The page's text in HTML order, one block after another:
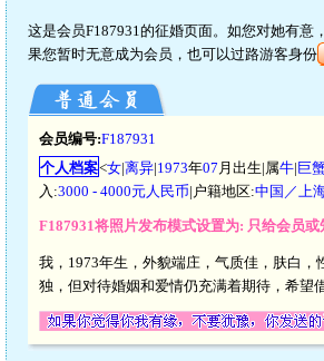
这是会员F187931的征婚页面。如您对她有
果您暂时无意成为会员，也可以过路游客身份
会员编号:F187931
个人档案<女|离异|1973年07 月出生|属牛| 巨
入:3000 - 4000元人民币|户籍地区:中国／上
F187931将照片发布模式设置为: 只给会员
我，1973年生，外貌端庄，气质佳，肤白
独，但对待婚姻和爱情仍充满着期待，希望